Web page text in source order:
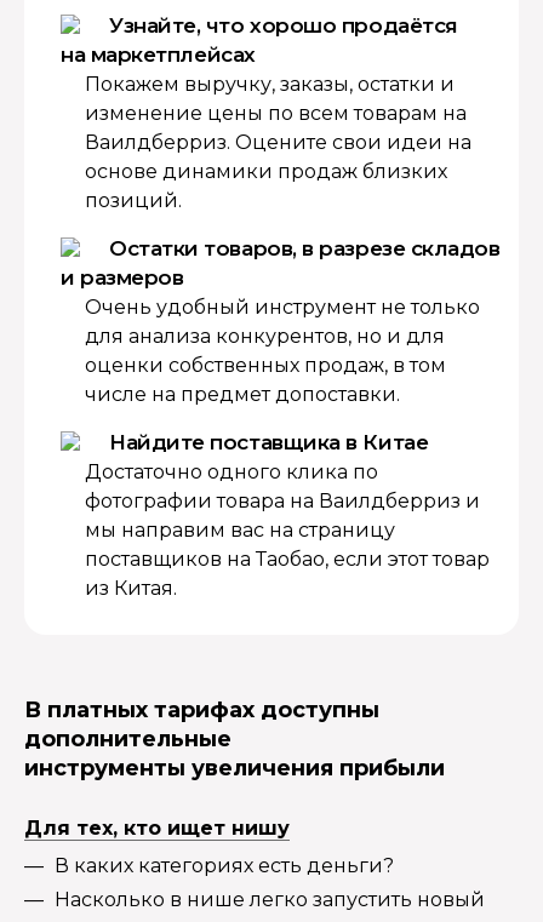
Узнайте, что хорошо продаётся
на маркетплейсах
Покажем выручку, заказы, остатки и
изменение цены по всем товарам на
Ваилдберриз. Оцените свои идеи на
основе динамики продаж близких
позиций.
Остатки товаров, в разрезе складов
и размеров
Очень удобный инструмент не только
для анализа конкурентов, но и для
оценки собственных продаж, в том
числе на предмет допоставки.
Найдите поставщика в Китае
Достаточно одного клика по
фотографии товара на Ваилдберриз и
мы направим вас на страницу
поставщиков на Таобао, если этот товар
из Китая.
В платных тарифах доступны
дополнительные
инструменты увеличения прибыли
Для тех, кто ищет нишу
В каких категориях есть деньги?
Насколько в нише легко запустить новый